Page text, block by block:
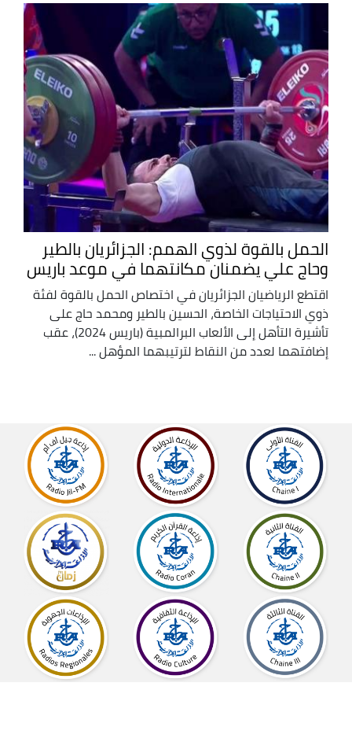
الحمل بالقوة لذوي الهمم: الجزائريان بالطير
وحاج علي يضمنان مكانتهما في موعد باريس
اقتطع الرياضيان الجزائريان في اختصاص الحمل بالقوة لفئة
ذوي الاحتياجات الخاصة، الحسين بالطير ومحمد حاج على
تأشيرة التأهل إلى الألعاب البرالمبية (باريس 2024)، عقب
إضافتهما لعدد من النقاط لترتيبهما المؤهل ...